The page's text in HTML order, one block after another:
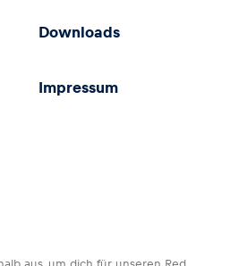
Downloads
Impressum